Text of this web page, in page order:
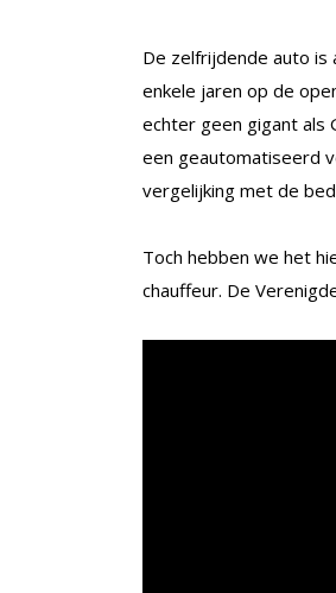
De zelfrijdende auto is
enkele jaren op de
echter geen gigant als
een geautomatiseerd
vergelijking met de
Toch hebben we het
chauffeur. De